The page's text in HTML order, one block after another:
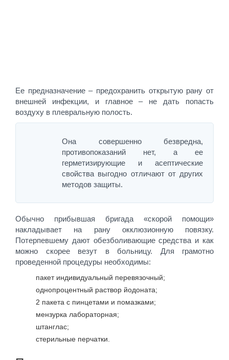
Ее предназначение – предохранить открытую рану от
внешней инфекции, и главное – не дать попасть
воздуху в плевральную полость.
Она совершенно безвредна,
противопоказаний нет, а ее
герметизирующие и асептические
свойства выгодно отличают от других
методов защиты.
Обычно прибывшая бригада «скорой помощи»
накладывает на рану окклюзионную повязку.
Потерпевшему дают обезболивающие средства и как
можно скорее везут в больницу. Для грамотно
проведенной процедуры необходимы:
пакет индивидуальный перевязочный;
однопроцентный раствор йодоната;
2 пакета с пинцетами и помазками;
мензурка лабораторная;
штанглас;
стерильные перчатки.